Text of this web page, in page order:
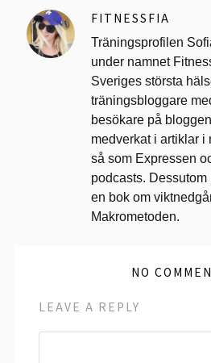
FITNESSFIA
Träningsprofilen
under namnet
Sveriges största
träningsbloggare
besökare på
medverkat i artiklar i
så som Expressen
podcasts.
en bok om
Makrometoden.
NO
LEAVE A REPLY